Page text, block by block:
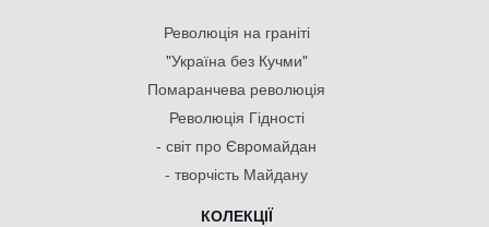
Революція на граніті
"Україна без Кучми"
Помаранчева революція
Революція Гідності
- світ про Євромайдан
- творчість Майдану
КОЛЕКЦІЇ